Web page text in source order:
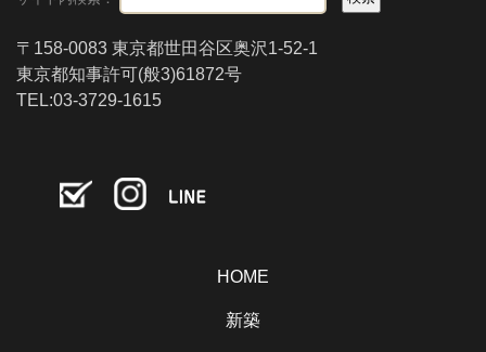
〒158-0083 東京都世田谷区奥沢1-52-1
東京都知事許可(般3)61872号
TEL:03-3729-1615
HOME
新築